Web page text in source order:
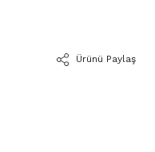
Ürünü Paylaş